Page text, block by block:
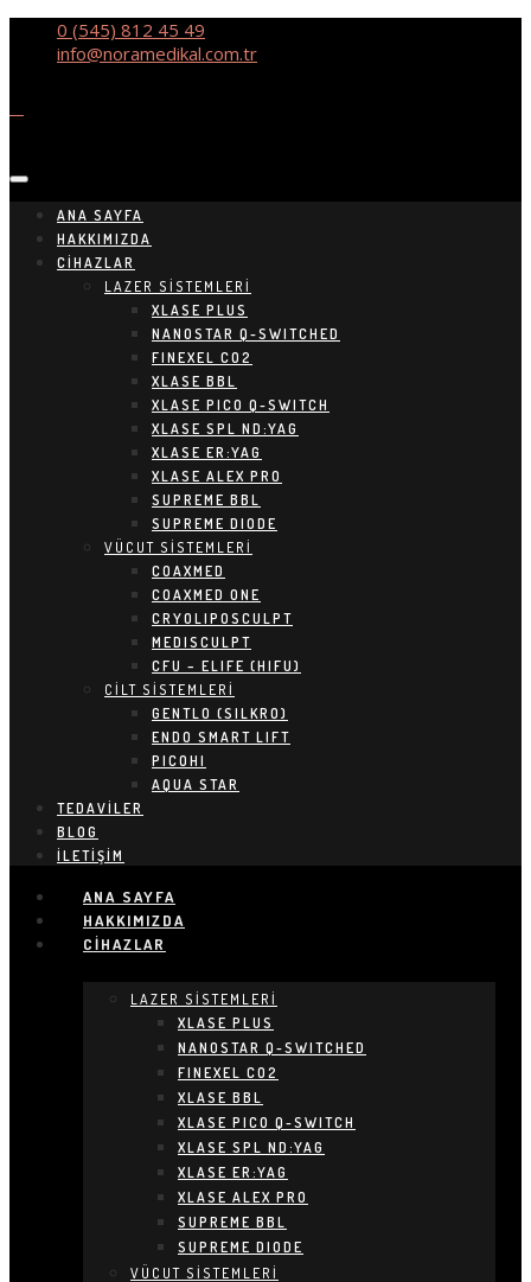
0 (545) 812 45 49
info@noramedikal.com.tr
ANA SAYFA
HAKKIMIZDA
CIHAZLAR
LAZER SİSTEMLERİ
XLASE PLUS
NANOSTAR Q-SWITCHED
FINEXEL CO2
XLASE BBL
XLASE PICO Q-SWITCH
XLASE SPL ND:YAG
XLASE ER:YAG
XLASE ALEX PRO
SUPREME BBL
SUPREME DIODE
VÜCUT SİSTEMLERİ
COAXMED
COAXMED ONE
CRYOLIPOSCULPT
MEDISCULPT
CFU – ELIFE (HIFU)
CİLT SİSTEMLERİ
GENTLO (SILKRO)
ENDO SMART LIFT
PICOHI
AQUA STAR
TEDAVILER
BLOG
İLETIŞIM
ANA SAYFA
HAKKIMIZDA
CIHAZLAR
LAZER SİSTEMLERİ
XLASE PLUS
NANOSTAR Q-SWITCHED
FINEXEL CO2
XLASE BBL
XLASE PICO Q-SWITCH
XLASE SPL ND:YAG
XLASE ER:YAG
XLASE ALEX PRO
SUPREME BBL
SUPREME DIODE
VÜCUT SİSTEMLERİ